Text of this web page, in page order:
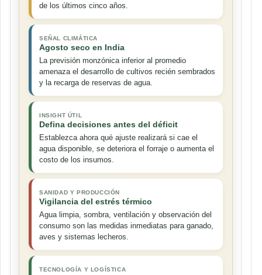
de los últimos cinco años.
SEÑAL CLIMÁTICA
Agosto seco en India
La previsión monzónica inferior al promedio
amenaza el desarrollo de cultivos recién sembrados
y la recarga de reservas de agua.
INSIGHT ÚTIL
Defina decisiones antes del déficit
Establezca ahora qué ajuste realizará si cae el
agua disponible, se deteriora el forraje o aumenta el
costo de los insumos.
SANIDAD Y PRODUCCIÓN
Vigilancia del estrés térmico
Agua limpia, sombra, ventilación y observación del
consumo son las medidas inmediatas para ganado,
aves y sistemas lecheros.
TECNOLOGÍA Y LOGÍSTICA